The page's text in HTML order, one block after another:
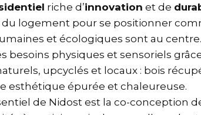
riche d’innovation et de
du logement pour se positionner
et écologiques sont au
besoins physiques et sensoriels
upcyclés et locaux : bois
esthétique épurée et chaleureuse.
de Nidost est la co-conception